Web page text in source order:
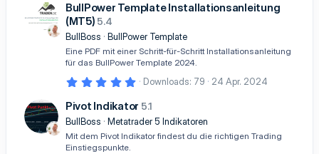
0
t
e
r
n
e
BullPower Template Installationsanleitung
(MT5) 5.4
BullBoss
BullPower Template
Eine PDF mit einer Schritt-für-Schritt Installationsanleitung
für das BullPower Template 2024.
5
0
0
S
t
e
Downloads 79 24 Apr. 2024
Pivot Indikator 5.1
BullBoss
Metatrader 5 Indikatoren
Mit dem Pivot Indikator findest du die richtigen Trading
Einstiegspunkte.